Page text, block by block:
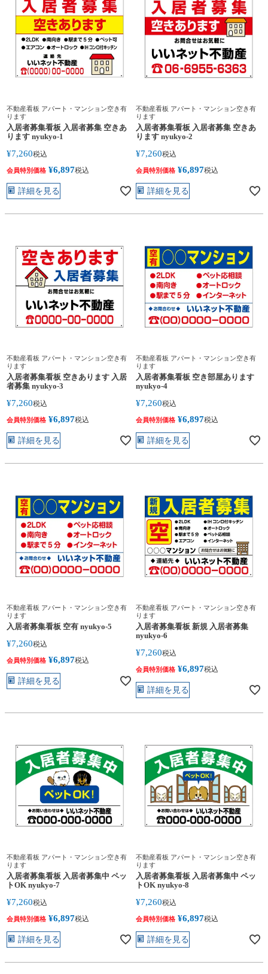
不動産看板 アパート・マンション空き有
ります
入居者募集看板 入居者募集 空きあ
ります nyukyo-1
¥7,260税込
会員特別価格 ¥6,897税込
詳細を見る
不動産看板 アパート・マンション空き有
ります
入居者募集看板 入居者募集 空きあ
ります nyukyo-2
¥7,260税込
会員特別価格 ¥6,897税込
詳細を見る
不動産看板 アパート・マンション空き有
ります
入居者募集看板 空きあります 入居
者募集 nyukyo-3
¥7,260税込
会員特別価格 ¥6,897税込
詳細を見る
不動産看板 アパート・マンション空き有
ります
入居者募集看板 空き部屋あります
nyukyo-4
¥7,260税込
会員特別価格 ¥6,897税込
詳細を見る
不動産看板 アパート・マンション空き有
ります
入居者募集看板 空有 nyukyo-5
¥7,260税込
会員特別価格 ¥6,897税込
詳細を見る
不動産看板 アパート・マンション空き有
ります
入居者募集看板 新規 入居者募集
nyukyo-6
¥7,260税込
会員特別価格 ¥6,897税込
詳細を見る
不動産看板 アパート・マンション空き有
ります
入居者募集看板 入居者募集中 ペッ
トOK nyukyo-7
¥7,260税込
会員特別価格 ¥6,897税込
詳細を見る
不動産看板 アパート・マンション空き有
ります
入居者募集看板 入居者募集中 ペッ
トOK nyukyo-8
¥7,260税込
会員特別価格 ¥6,897税込
詳細を見る